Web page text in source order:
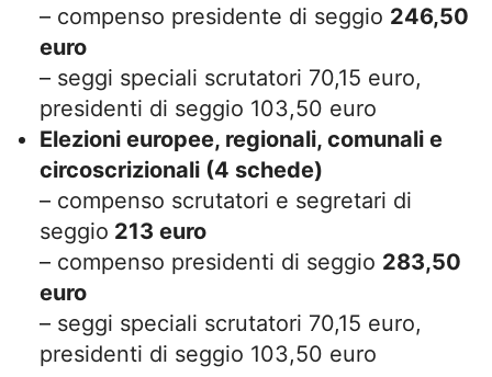
– compenso presidente di seggio 246,50
euro
– seggi speciali scrutatori 70,15 euro,
presidenti di seggio 103,50 euro
Elezioni europee, regionali, comunali e
circoscrizionali (4 schede)
– compenso scrutatori e segretari di
seggio 213 euro
– compenso presidenti di seggio 283,50
euro
– seggi speciali scrutatori 70,15 euro,
presidenti di seggio 103,50 euro